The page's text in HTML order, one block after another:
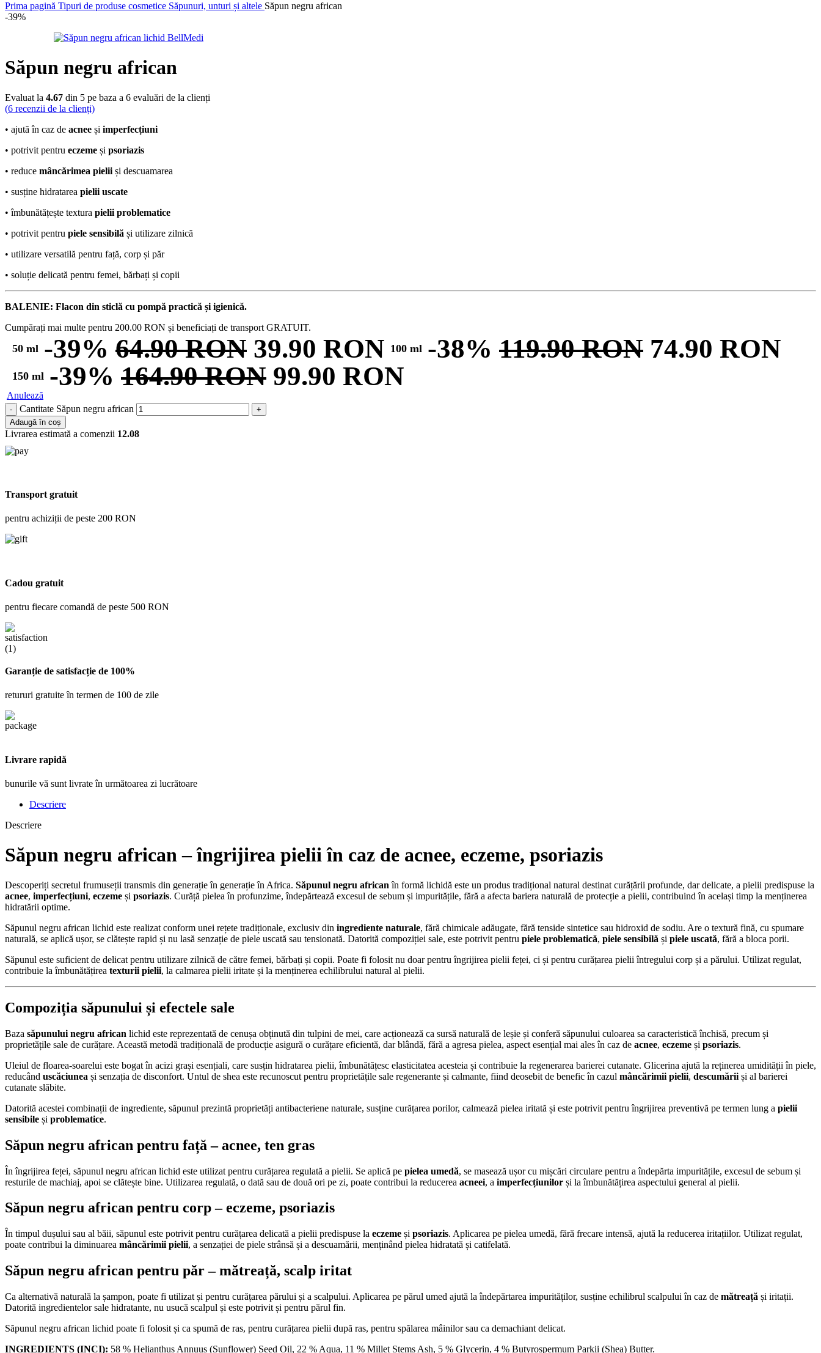
Prima pagină Tipuri de produse cosmetice Săpunuri, unturi și altele Săpun negru african
-39%
Săpun negru african
Evaluat la 4.67 din 5 pe baza a 6 evaluări de la clienți
(6 recenzii de la clienți)
• ajută în caz de acnee și imperfecțiuni
• potrivit pentru eczeme și psoriazis
• reduce mâncărimea pielii și descuamarea
• susține hidratarea pielii uscate
• îmbunătățește textura pielii problematice
• potrivit pentru piele sensibilă și utilizare zilnică
• utilizare versatilă pentru față, corp și păr
• soluție delicată pentru femei, bărbați și copii
BALENIE: Flacon din sticlă cu pompă practică și igienică.
Cumpărați mai multe pentru 200.00 RON și beneficiați de transport GRATUIT.
50 ml -39% 64.90RON 39.90 RON 100 ml -38% 119.90RON 74.90 RON
150 ml -39% 164.90RON 99.90 RON
Anulează
Cantitate Săpun negru african
Adaugă în coș
Livrarea estimată a comenzii 12.08
Transport gratuit
pentru achiziții de peste 200 RON
Cadou gratuit
pentru fiecare comandă de peste 500 RON
Garanție de satisfacție de 100%
retururi gratuite în termen de 100 de zile
Livrare rapidă
bunurile vă sunt livrate în următoarea zi lucrătoare
Descriere
Descriere
Săpun negru african – îngrijirea pielii în caz de acnee, eczeme, psoriazis
Descoperiți secretul frumuseții transmis din generație în generație în Africa. Săpunul negru african în formă lichidă este un produs tradițional natural destinat curățării profunde, dar delicate, a pielii predispuse la
acnee, imperfecțiuni, eczeme și psoriazis. Curăță pielea în profunzime, îndepărtează excesul de sebum și impuritățile, fără a afecta bariera naturală de protecție a pielii, contribuind în același timp la menținerea
hidratării optime.
Săpunul negru african lichid este realizat conform unei rețete tradiționale, exclusiv din ingrediente naturale, fără chimicale adăugate, fără tenside sintetice sau hidroxid de sodiu. Are o textură fină, cu spumare
naturală, se aplică ușor, se clătește rapid și nu lasă senzație de piele uscată sau tensionată. Datorită compoziției sale, este potrivit pentru piele problematică, piele sensibilă și piele uscată, fără a bloca porii.
Săpunul este suficient de delicat pentru utilizare zilnică de către femei, bărbați și copii. Poate fi folosit nu doar pentru îngrijirea pielii feței, ci și pentru curățarea pielii întregului corp și a părului. Utilizat regulat,
contribuie la îmbunătățirea texturii pielii, la calmarea pielii iritate și la menținerea echilibrului natural al pielii.
Compoziția săpunului și efectele sale
Baza săpunului negru african lichid este reprezentată de cenușa obținută din tulpini de mei, care acționează ca sursă naturală de leșie și conferă săpunului culoarea sa caracteristică închisă, precum și
proprietățile sale de curățare. Această metodă tradițională de producție asigură o curățare eficientă, dar blândă, fără a agresa pielea, aspect esențial mai ales în caz de acnee, eczeme și psoriazis.
Uleiul de floarea-soarelui este bogat în acizi grași esențiali, care susțin hidratarea pielii, îmbunătățesc elasticitatea acesteia și contribuie la regenerarea barierei cutanate. Glicerina ajută la reținerea umidității în piele,
reducând uscăciunea și senzația de disconfort. Untul de shea este recunoscut pentru proprietățile sale regenerante și calmante, fiind deosebit de benefic în cazul mâncărimii pielii, descumării și al barierei
cutanate slăbite.
Datorită acestei combinații de ingrediente, săpunul prezintă proprietăți antibacteriene naturale, susține curățarea porilor, calmează pielea iritată și este potrivit pentru îngrijirea preventivă pe termen lung a pielii
sensibile și problematice.
Săpun negru african pentru față –acnee, ten gras
În îngrijirea feței, săpunul negru african lichid este utilizat pentru curățarea regulată a pielii. Se aplică pe pielea umedă, se masează ușor cu mișcări circulare pentru a îndepărta impuritățile, excesul de sebum și
resturile de machiaj, apoi se clătește bine. Utilizarea regulată, o dată sau de două ori pe zi, poate contribui la reducerea acneei, a imperfecțiunilor și la îmbunătățirea aspectului general al pielii.
Săpun negru african pentru corp –eczeme, psoriazis
În timpul dușului sau al băii, săpunul este potrivit pentru curățarea delicată a pielii predispuse la eczeme și psoriazis. Aplicarea pe pielea umedă, fără frecare intensă, ajută la reducerea iritațiilor. Utilizat regulat,
poate contribui la diminuarea mâncărimii pielii, a senzației de piele strânsă și a descuamării, menținând pielea hidratată și catifelată.
Săpun negru african pentru păr –mătreață, scalp iritat
Ca alternativă naturală la șampon, poate fi utilizat și pentru curățarea părului și a scalpului. Aplicarea pe părul umed ajută la îndepărtarea impurităților, susține echilibrul scalpului în caz de mătreață și iritații.
Datorită ingredientelor sale hidratante, nu usucă scalpul și este potrivit și pentru părul fin.
Săpunul negru african lichid poate fi folosit și ca spumă de ras, pentru curățarea pielii după ras, pentru spălarea mâinilor sau ca demachiant delicat.
INGREDIENTS (INCI): 58 % Helianthus Annuus (Sunflower) Seed Oil, 22 % Aqua, 11 % Millet Stems Ash, 5 % Glycerin, 4 % Butyrospermum Parkii (Shea) Butter.